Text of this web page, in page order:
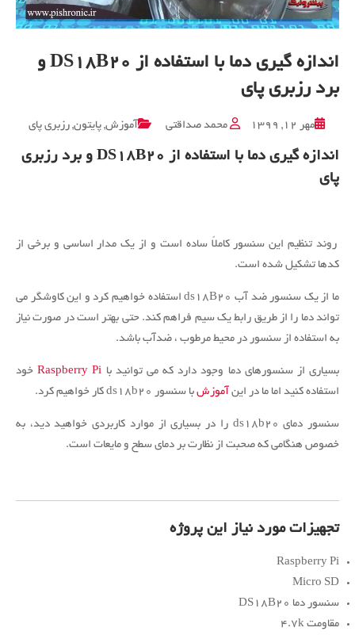
اندازه گیری دما با استفاده از DS18B20 و
برد رزبری پای
مهر ۱۲, ۱۳۹۹ محمد صداقتی آموزش, پایتون, رزبری پای
اندازه گیری دما با استفاده از DS18B20 و برد رزبری
پای
روند تنظیم این سنسور کاملاً ساده است و از یک مدار اساسی و برخی از
کدها تشکیل شده است.
ما از یک سنسور ضد آب ds18B20 استفاده خواهیم کرد و این کاوشگر می
تواند دما را از طریق رابط یک سیم فراهم کند. حتی بهتر است در صورت نیاز
به استفاده از سنسور در محیط مرطوب ، ضدآب باشد.
بسیاری از سنسورهای دما وجود دارد که می توانید با Raspberry Piخود
استفاده کنید اما ما در این آموزش با سنسور ds18b20 کار خواهیم کرد.
سنسور دمای ds18b20 را در بسیاری از موارد کاربردی خواهید دید، به
خصوص هنگامی که صحبت از نظارت بر دمای سطح و مایعات است.
تجهیزات مورد نیاز این پروژه
Raspberry Pi
Micro SD
سنسور دما DS18B20
مقاومت ۴.7k